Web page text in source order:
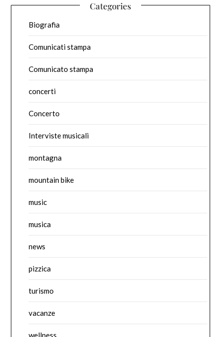
Categories
Biografia
Comunicati stampa
Comunicato stampa
concerti
Concerto
Interviste musicali
montagna
mountain bike
music
musica
news
pizzica
turismo
vacanze
wellness